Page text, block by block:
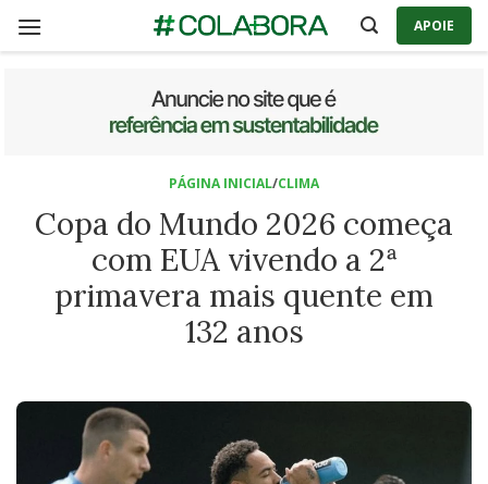
APOIE
PÁGINA INICIAL/CLIMA
Copa do Mundo 2026 começa
com EUA vivendo a 2ª
primavera mais quente em
132 anos